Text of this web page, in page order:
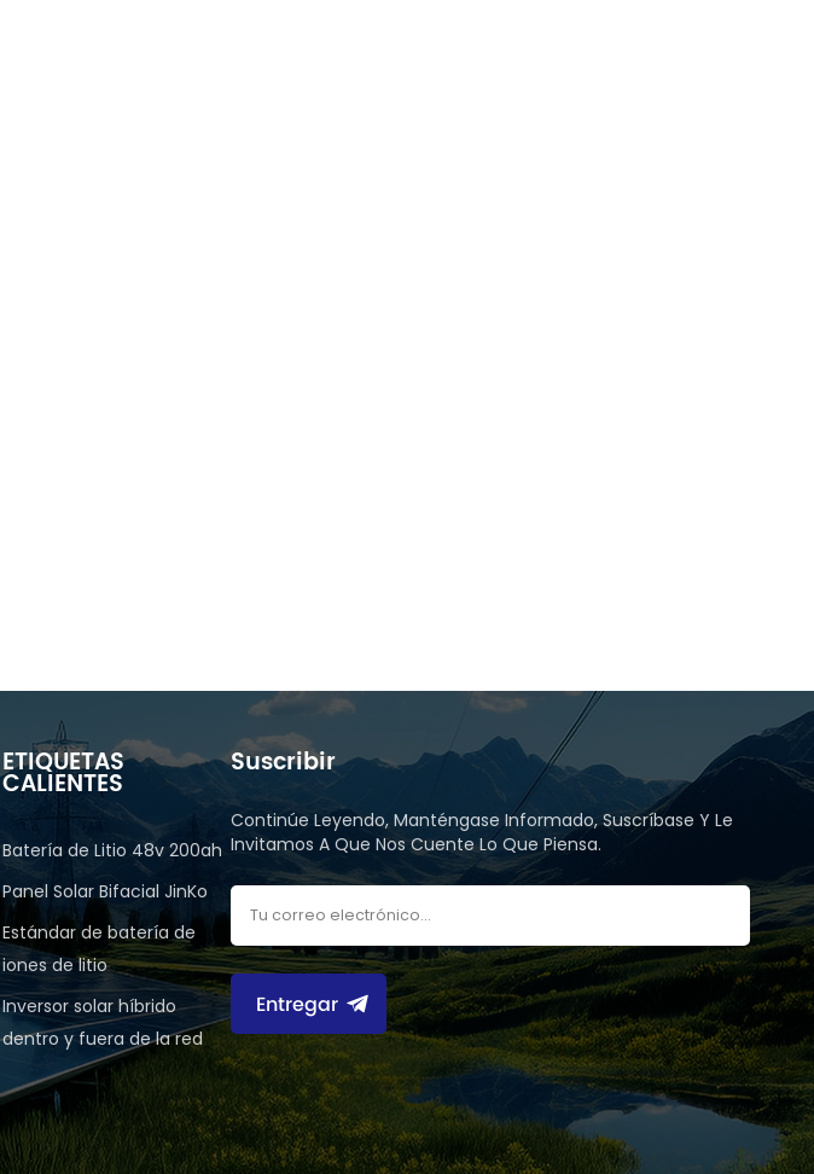
ETIQUETAS
CALIENTES
Batería de Litio 48v 200ah
Panel Solar Bifacial JinKo
Estándar de batería de
iones de litio
Inversor solar híbrido
dentro y fuera de la red
Suscribir
Continúe Leyendo, Manténgase Informado, Suscríbase Y Le
Invitamos A Que Nos Cuente Lo Que Piensa.
Entregar